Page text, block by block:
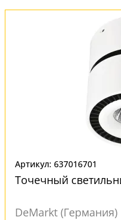
Артикул: 637016701
Точечный
DeMarkt (Германия)